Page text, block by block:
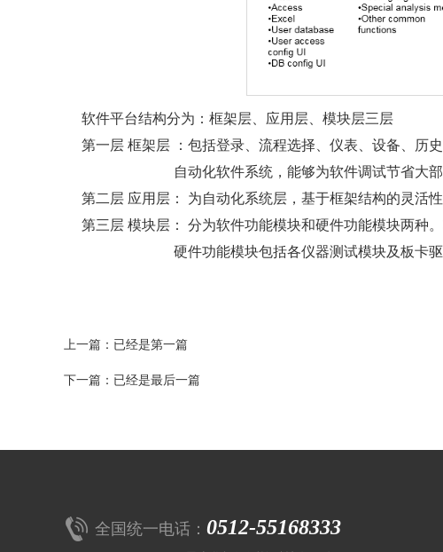
软件平台结构分为：框架层、应用层、模块层三层
第一层 框架层 ：包括登录、流程选择、仪表、设备、历
自动化软件系统，能够为软件调试节省大部
第二层 应用层： 为自动化系统层，基于框架结构的灵活
第三层 模块层： 分为软件功能模块和硬件功能模块两种
硬件功能模块包括各仪器测试模块及板卡驱动
上一篇：已经是第一篇
下一篇：已经是最后一篇
全国统一电话： 0512-55168333